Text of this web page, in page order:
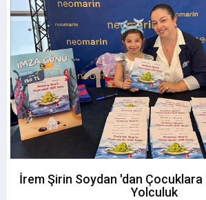
İrem Şirin Soydan 'dan
Yolculuk